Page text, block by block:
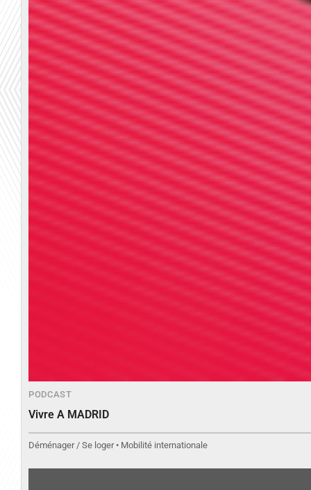
PODCAST
Vivre A MADRID
Déménager / Se loger • Mobilité internationale